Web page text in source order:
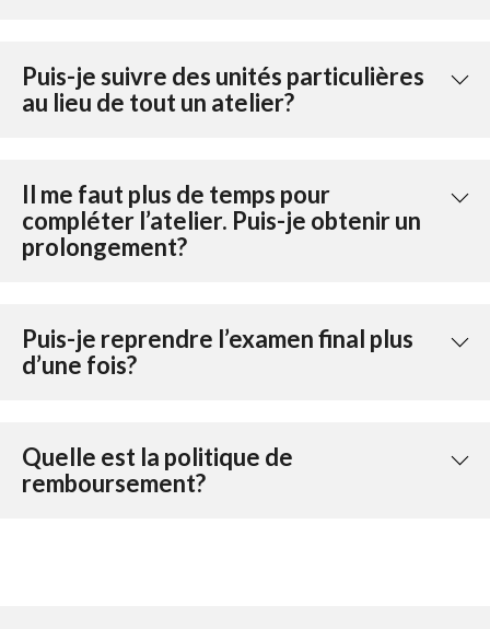
Puis-je suivre des unités particulières
au lieu de tout un atelier?
Il me faut plus de temps pour
compléter l’atelier. Puis-je obtenir un
prolongement?
Puis-je reprendre l’examen final plus
d’une fois?
Quelle est la politique de
remboursement?